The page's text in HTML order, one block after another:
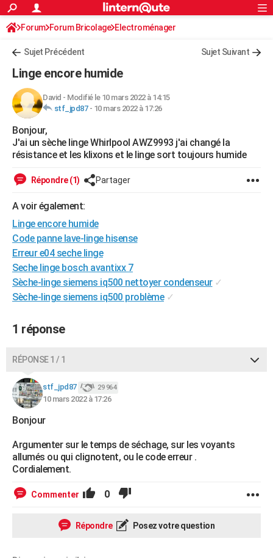
ACTUALITÉS
Politique
Société
Faits Divers
Education
Monde
Villes
+
FINANCE
Retraite
Impôts
Epargne
Immobilier
Risques naturels par ville
Banque
Assurance
Crédit
AUTO
Essais
Réserver un essai
Citadines
Berlines
SUV
Forum auto
+HIGH-TECH
Mobiles
Meilleur smartphone
Internet
Ordinateurs
Jeux vidéo
Guide high-tech
+
Forum
Aménagement intérieur
Extérieur
Cuisine
Salle de bains
Jardinage
Rangement
WEEK-END
Guides de France
Escapades
Patrimoine
Expositions
Musées
Week-end nature
+LIFESTYLE
Art de vivre
Bien-être
Loisirs
Mode
Modes de vie
SANTE
Alimentation
Guide de la santé
Maladies
Médicaments
Sommeil
VOYAGE
Destinations
City break
Voyage nature
Voyage de noces
Forum
Climat
+PHOTO
BONS PLANS
CARTE DE VOEUX
Carte de Noël
Carte Bonne année
Carte Saint-Valentin
Carte Pâques
Carte d'anniversaire
DICTIONNAIRE
Dictionnaire
Biographies
Citations
Expressions
Proverbes
S'inscrire
Se connecter
Lycées
Collèges
Primaires
Universités
Entreprises
Service militaire
Avis de recherche
AVIS DE DÉCÈS
FORUM
S'inscrire
Connexion
Forum Forum Bricolage Electroménager
Sujet Précédent Sujet Suivant
Linge encore humide
David - Modifié le 10 mars 2022 à 14:15
stf_jpd87- 10 mars 2022 à 17:26
Bonjour,
J'ai un sèche linge Whirlpool AWZ9993 j'ai changé la
résistance et les klixons et le linge sort toujours humide
Répondre (1) Partager
A voir également:
Linge encore humide
Code panne lave-linge hisense
Erreur e04 seche linge
Seche linge bosch avantixx 7
Sèche-linge siemens iq500 nettoyer condenseur ✓
Sèche-linge siemens iq500 problème ✓
1 réponse
RÉPONSE 1 / 1
stf_jpd87 29 964
10 mars 2022 à 17:26
Bonjour
Argumenter sur le temps de séchage, sur les voyants
allumés ou qui clignotent, ou le code erreur .
Cordialement.
Commenter 0
Répondre Posez votre question